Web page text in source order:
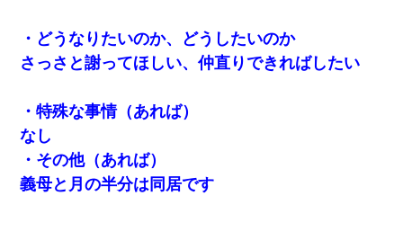
・どうなりたいのか、どうしたいのか
さっさと謝ってほしい、仲直りできればしたい
・特殊な事情（あれば）
なし
・その他（あれば）
義母と月の半分は同居です